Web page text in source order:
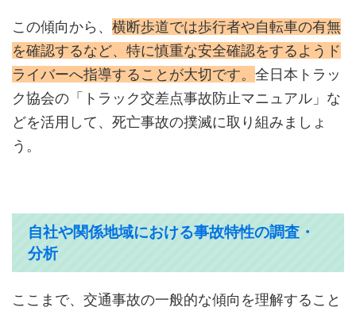
この傾向から、 横断歩道では歩行者や自転車の有無
を確認するなど、特に慎重な安全確認をするようド
ライバーへ指導することが大切です。 全日本トラッ
ク協会の「トラック交差点事故防止マニュアル」な
どを活用して、死亡事故の撲滅に取り組みましょ
う。
自社や関係地域における事故特性の調査・
分析
ここまで、交通事故の一般的な傾向を理解すること